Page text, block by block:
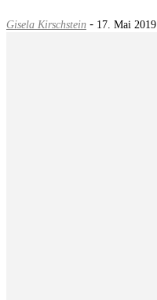
Gisela Kirschstein - 17. Mai 2019